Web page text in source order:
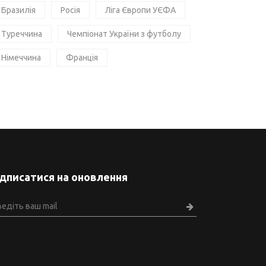
Бразилія Росія Ліга Європи УЄФА
Туреччина Чемпіонат України з футболу
Німеччина Франція
на оновлення